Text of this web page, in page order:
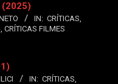
(2025)
IN: CRÍTICAS,
, CRÍTICAS FILMES
IN: CRÍTICAS,